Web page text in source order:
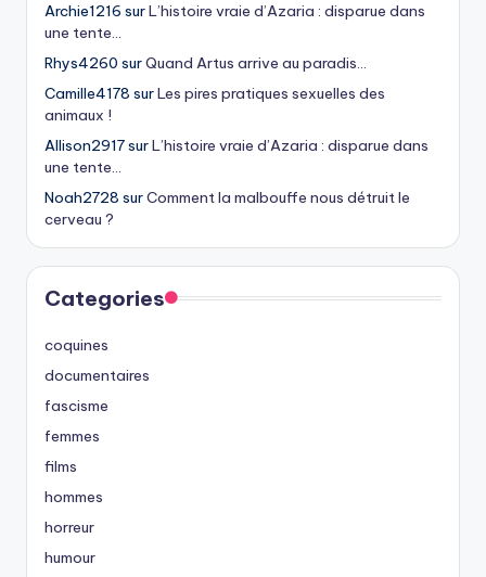
Archie1216 surL’histoire vraie d’Azaria : disparue dans
une tente…
Rhys4260 surQuand Artus arrive au paradis…
Camille4178 surLes pires pratiques sexuelles des
animaux !
Allison2917surL’histoire vraie d’Azaria : disparue dans
une tente…
Noah2728 surComment la malbouffe nous détruit le
cerveau ?
Categories
coquines
documentaires
fascisme
femmes
films
hommes
horreur
humour